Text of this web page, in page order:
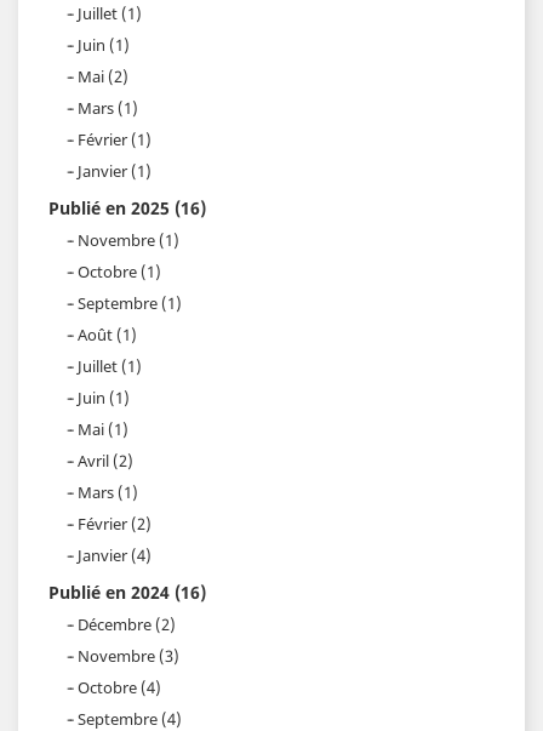
Juillet (1)
Juin (1)
Mai (2)
Mars (1)
Février (1)
Janvier (1)
Publié en 2025 (16)
Novembre (1)
Octobre (1)
Septembre (1)
Août (1)
Juillet (1)
Juin (1)
Mai (1)
Avril (2)
Mars (1)
Février (2)
Janvier (4)
Publié en 2024 (16)
Décembre (2)
Novembre (3)
Octobre (4)
Septembre (4)